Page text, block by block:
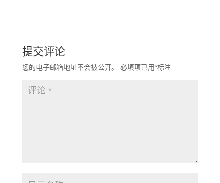
提交评论
您的电子邮箱地址不会被公开。 必填项已用*标注